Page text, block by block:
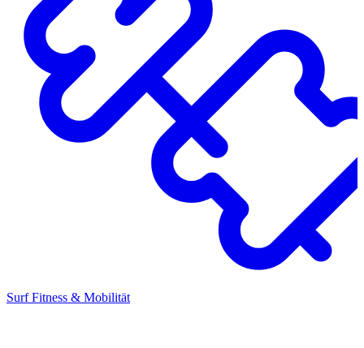
Surf Fitness & Mobilität